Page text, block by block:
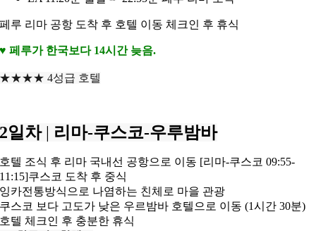
페루 리마 공항 도착 후 호텔 이동 체크인 후 휴식
♥ 페루가 한국보다 14시간 늦음.
★★★★ 4성급 호텔
2일차 | 리마-쿠스코-우루밤바
호텔 조식 후 리마 국내선 공항으로 이동 [리마-쿠스코 09:55-
11:15]쿠스코 도착 후 중식
잉카전통방식으로 나염하는 친체로 마을 관광
쿠스코 보다 고도가 낮은 우르밤바 호텔으로 이동 (1시간 30분)
호텔 체크인 후 충분한 휴식